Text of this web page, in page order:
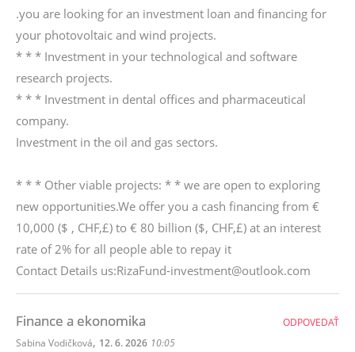
.you are looking for an investment loan and financing for
your photovoltaic and wind projects.
* * * Investment in your technological and software
research projects.
* * * Investment in dental offices and pharmaceutical
company.
Investment in the oil and gas sectors.
* * * Other viable projects: * * we are open to exploring
new opportunities.We offer you a cash financing from €
10,000 ($ , CHF,£) to € 80 billion ($, CHF,£) at an interest
rate of 2% for all people able to repay it
Contact Details us:RizaFund-investment@outlook.com
Finance a ekonomika
Sabina Vodičková, 12. 6. 2026 10:05
ODPOVEDAŤ